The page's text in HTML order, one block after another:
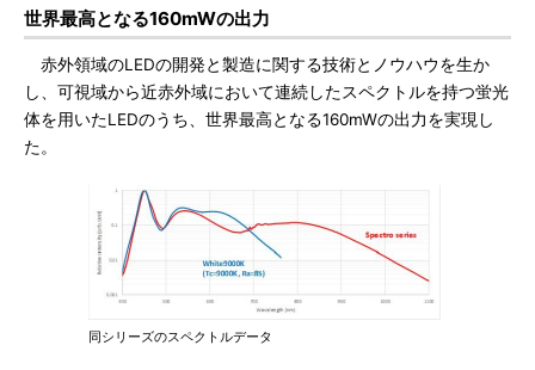
世界最高となる160mWの出力
赤外領域のLEDの開発と製造に関する技術とノウハウを生か
し、可視域から近赤外域において連続したスペクトルを持つ蛍光
体を用いたLEDのうち、世界最高となる160mWの出力を実現し
た。
同シリーズのスペクトルデータ